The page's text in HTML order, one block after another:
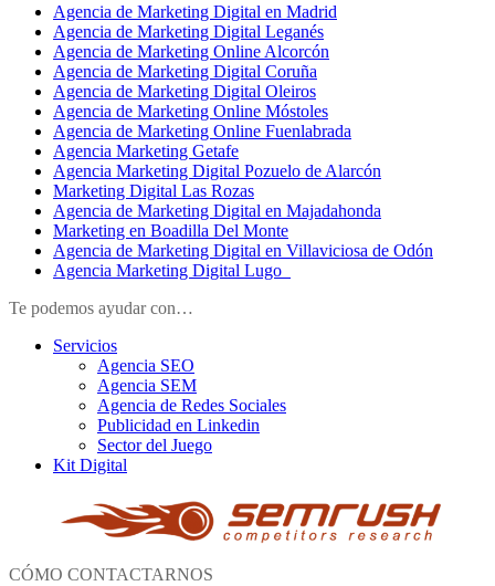
Agencia de Marketing Digital en Madrid
Agencia de Marketing Digital Leganés
Agencia de Marketing Online Alcorcón
Agencia de Marketing Digital Coruña
Agencia de Marketing Digital Oleiros
Agencia de Marketing Online Móstoles
Agencia de Marketing Online Fuenlabrada
Agencia Marketing Getafe
Agencia Marketing Digital Pozuelo de Alarcón
Marketing Digital Las Rozas
Agencia de Marketing Digital en Majadahonda
Marketing en Boadilla Del Monte
Agencia de Marketing Digital en Villaviciosa de Odón
Agencia Marketing Digital Lugo
Te podemos ayudar con…
Servicios
Agencia SEO
Agencia SEM
Agencia de Redes Sociales
Publicidad en Linkedin
Sector del Juego
Kit Digital
CÓMO CONTACTARNOS